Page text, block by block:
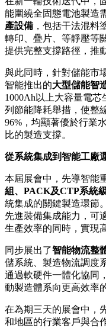
在此次展會上，先導智
的核心裝備，更劍指未
容量儲能系統、智能汽
方案，向全球客戶展示
業的量產紀元。
Lead Intelligent
系統化佈局下一代電池
在新一輪技術迭代中，
產設備，包括干法混料
提供完整支撐路徑，推
與此同時，針對儲能市
智能推出的大型儲能智
1000Ah以上大容量電芯
96%，均顯著優於行業
比的製造支撐。
從系統集成到智能工廠
本屆展會中，先導智能
組、PACK及CTP系統